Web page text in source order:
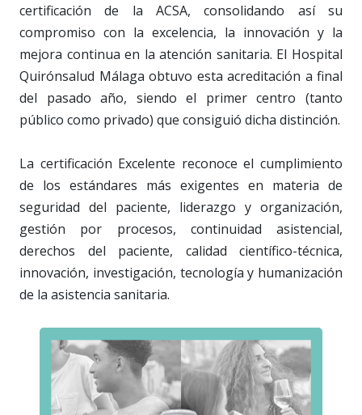
certificación de la ACSA, consolidando así su
compromiso con la excelencia, la innovación y la
mejora continua en la atención sanitaria. El Hospital
Quirónsalud Málaga obtuvo esta acreditación a final
del pasado año, siendo el primer centro (tanto
público como privado) que consiguió dicha distinción.
La certificación Excelente reconoce el cumplimiento
de los estándares más exigentes en materia de
seguridad del paciente, liderazgo y organización,
gestión por procesos, continuidad asistencial,
derechos del paciente, calidad científico-técnica,
innovación, investigación, tecnología y humanización
de la asistencia sanitaria.